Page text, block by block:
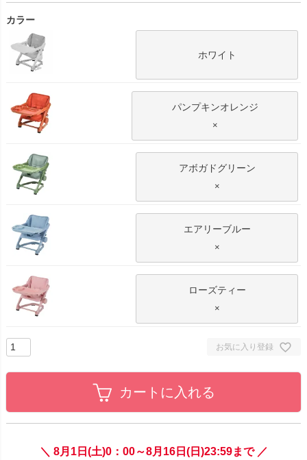
カラー
ホワイト
パンプキンオレンジ
×
アボガドグリーン
×
エアリーブルー
×
ローズティー
×
お気に入り登録
カートに入れる
＼ 8月1日(土)0：00～8月16日(日)23:59まで ／